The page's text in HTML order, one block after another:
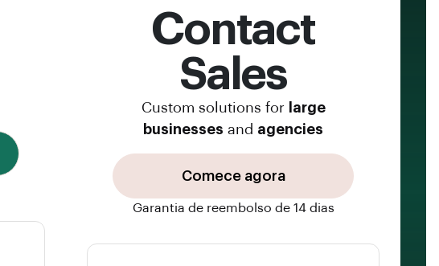
Contact
Sales
Custom solutions for
large
businesses and agencies
Comece agora
Garantia de reembolso de 14 dias